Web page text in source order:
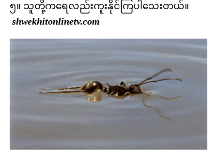
၅။ သူတို့ကရေလည်းကူးနိုင်ကြပါသေးတယ်။
shwekhitonlinetv.com